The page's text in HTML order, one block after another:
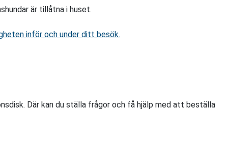
är tillåtna i huset.
inför och under ditt besök.
Där kan du ställa frågor och få hjälp med att beställa